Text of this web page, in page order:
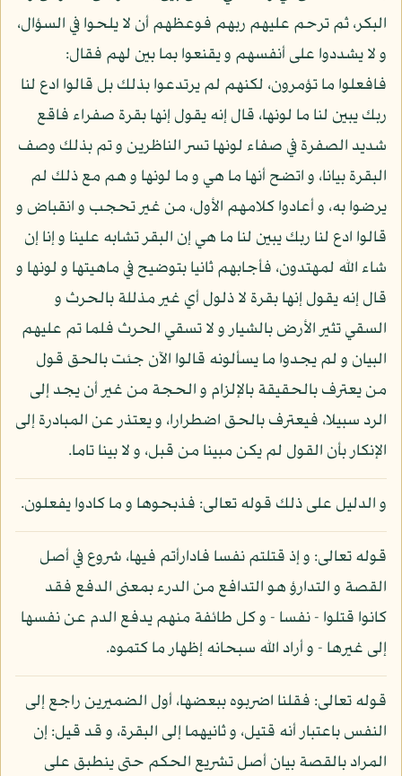
البكر، ثم ترحم عليهم ربهم فوعظهم أن لا يلحوا في السؤال،
و لا يشددوا على أنفسهم و يقنعوا بما بين لهم فقال:
فافعلوا ما تؤمرون، لكنهم لم يرتدعوا بذلك بل قالوا ادع لنا
ربك يبين لنا ما لونها، قال إنه يقول إنها بقرة صفراء فاقع
شديد الصفرة في صفاء لونها تسر الناظرين و تم بذلك وصف
البقرة بيانا، و اتضح أنها ما هي و ما لونها و هم مع ذلك لم
يرضوا به، و أعادوا كلامهم الأول، من غير تحجب و انقباض و
قالوا ادع لنا ربك يبين لنا ما هي إن البقر تشابه علينا و إنا إن
شاء الله لمهتدون، فأجابهم ثانيا بتوضيح في ماهيتها و لونها و
قال إنه يقول إنها بقرة لا ذلول أي غير مذللة بالحرث و
السقي تثير الأرض بالشيار و لا تسقي الحرث فلما تم عليهم
البيان و لم يجدوا ما يسألونه قالوا الآن جئت بالحق قول
من يعترف بالحقيقة بالإلزام و الحجة من غير أن يجد إلى
الرد سبيلا، فيعترف بالحق اضطرارا، و يعتذر عن المبادرة إلى
الإنكار بأن القول لم يكن مبينا من قبل، و لا بينا تاما.
و الدليل على ذلك قوله تعالى: فذبحوها و ما كادوا يفعلون.
قوله تعالى: و إذ قتلتم نفسا فادارأتم فيها، شروع في أصل
القصة و التدارؤ هو التدافع من الدرء بمعنى الدفع فقد
كانوا قتلوا - نفسا - و كل طائفة منهم يدفع الدم عن نفسها
إلى غيرها - و أراد الله سبحانه إظهار ما كتموه.
قوله تعالى: فقلنا اضربوه ببعضها، أول الضميرين راجع إلى
النفس باعتبار أنه قتيل، و ثانيهما إلى البقرة، و قد قيل: إن
المراد بالقصة بيان أصل تشريع الحكم حتى ينطبق على